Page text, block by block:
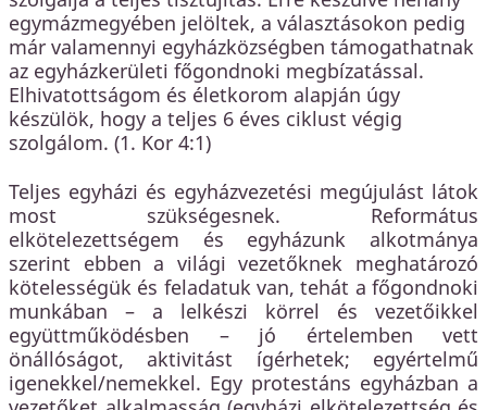
egymázmegyében jelöltek, a választásokon pedig
már valamennyi egyházközségben támogathatnak
az egyházkerületi főgondnoki megbízatással.
Elhivatottságom és életkorom alapján úgy
készülök, hogy a teljes 6 éves ciklust végig
szolgálom. (1. Kor 4:1)
Teljes egyházi és egyházvezetési megújulást látok
most szükségesnek. Református
elkötelezettségem és egyházunk alkotmánya
szerint ebben a világi vezetőknek meghatározó
kötelességük és feladatuk van, tehát a főgondnoki
munkában – a lelkészi körrel és vezetőikkel
együttműködésben – jó értelemben vett
önállóságot, aktivitást ígérhetek; egyértelmű
igenekkel/nemekkel. Egy protestáns egyházban a